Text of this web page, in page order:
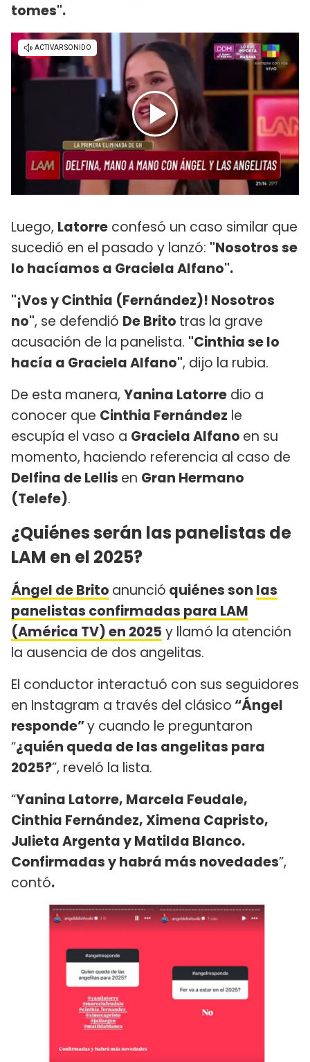
tomes".
Luego, Latorre confesó un caso similar que
sucedió en el pasado y lanzó: "Nosotros se
lo hacíamos a Graciela Alfano".
"¡Vos y Cinthia (Fernández)! Nosotros
no", se defendió De Brito tras la grave
acusación de la panelista. "Cinthia se lo
hacía a Graciela Alfano", dijo la rubia.
De esta manera, Yanina Latorre dio a
conocer que Cinthia Fernández le
escupía el vaso a Graciela Alfano en su
momento, haciendo referencia al caso de
Delfina de Lellis en Gran Hermano
(Telefe).
¿Quiénes serán las panelistas de
LAM en el 2025?
Ángel de Brito anunció quiénes son las
panelistas confirmadas para LAM
(América TV) en 2025 y llamó la atención
la ausencia de dos angelitas.
El conductor interactuó con sus seguidores
en Instagram a través del clásico “Ángel
responde”y cuando le preguntaron
“¿quién queda de las angelitas para
2025?”, reveló la lista.
“Yanina Latorre, Marcela Feudale,
Cinthia Fernández, Ximena Capristo,
Julieta Argenta y Matilda Blanco.
Confirmadas y habrá más novedades”,
contó.